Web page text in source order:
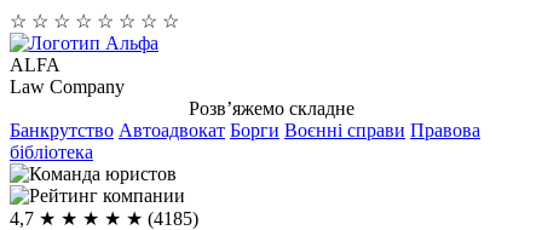
☆ ☆ ☆ ☆ ☆ ☆ ☆ ☆
ALFA
Law Company
Розв’яжемо складне
Банкрутство Автоадвокат Борги Воєнні справи Правова
бібліотека
4,7 ★ ★ ★ ★ ★ (4185)